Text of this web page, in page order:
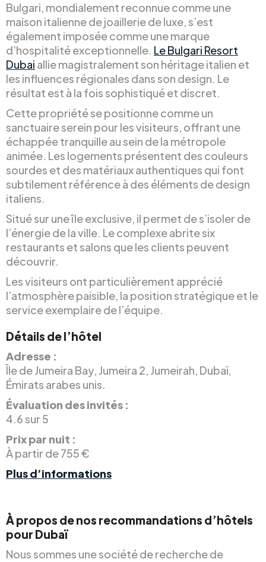
Bulgari, mondialement reconnue comme une
maison italienne de joaillerie de luxe, s’est
également imposée comme une marque
d’hospitalité exceptionnelle. Le Bulgari Resort
Dubai allie magistralement son héritage italien et
les influences régionales dans son design. Le
résultat est à la fois sophistiqué et discret.
Cette propriété se positionne comme un
sanctuaire serein pour les visiteurs, offrant une
échappée tranquille au sein de la métropole
animée. Les logements présentent des couleurs
sourdes et des matériaux authentiques qui font
subtilement référence à des éléments de design
italiens.
Situé sur une île exclusive, il permet de s’isoler de
l’énergie de la ville. Le complexe abrite six
restaurants et salons que les clients peuvent
découvrir.
Les visiteurs ont particulièrement apprécié
l’atmosphère paisible, la position stratégique et le
service exemplaire de l’équipe.
Détails de l’hôtel
Adresse :
Île de Jumeira Bay, Jumeira 2, Jumeirah, Dubaï,
Émirats arabes unis.
Évaluation des invités :
4.6 sur 5
Prix par nuit :
À partir de 755 €
Plus d’informations
À propos de nos recommandations d’hôtels
pour Dubaï
Nous sommes une société de recherche de